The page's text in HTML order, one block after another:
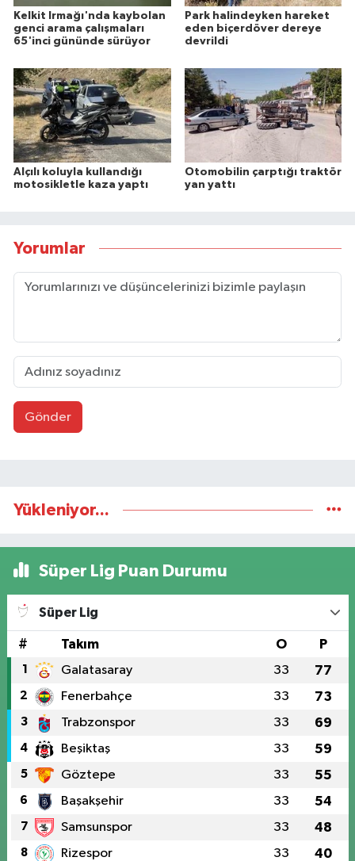
Kelkit Irmağı'nda kaybolan
genci arama çalışmaları
65'inci gününde sürüyor
Park halindeyken hareket
eden biçerdöver dereye
devrildi
Alçılı koluyla kullandığı
motosikletle kaza yaptı
Otomobilin çarptığı traktör
yan yattı
Yorumlar
Gönder
Yükleniyor...
Süper Lig Puan Durumu
Süper Lig
# Takım O P
1 Galatasaray 33 77
2 Fenerbahçe 33 73
3 Trabzonspor 33 69
4 Beşiktaş 33 59
5 Göztepe 33 55
6 Başakşehir 33 54
7 Samsunspor 33 48
8 Rizespor 33 40